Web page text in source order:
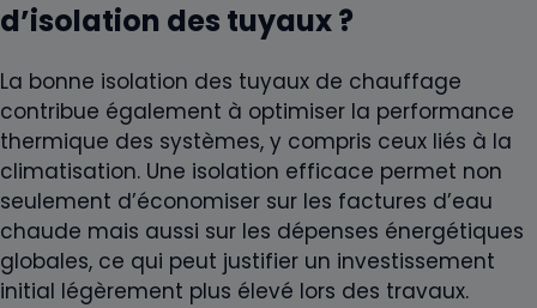
d’isolation des tuyaux ?
La bonne isolation des tuyaux de chauffage
contribue également à optimiser la performance
thermique des systèmes, y compris ceux liés à la
climatisation. Une isolation efficace permet non
seulement d’économiser sur les factures d’eau
chaude mais aussi sur les dépenses énergétiques
globales, ce qui peut justifier un investissement
initial légèrement plus élevé lors des travaux.